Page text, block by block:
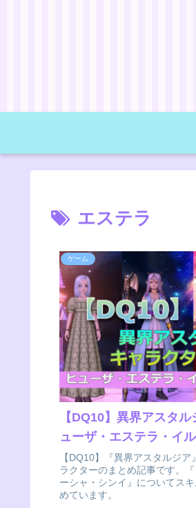
エステラ
ゲーム
【DQ10】異界アスタ
ューザ・エステラ・イ
【DQ10】『異界アスタルジ
ラクターのまとめ記事です。
ーシャ・シンイ』についてス
めています。